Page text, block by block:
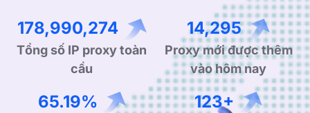
272,376,504
Tổng số IP proxy toàn
cầu
21,906
Proxy mới được thêm
vào hôm nay
99.90% 190+